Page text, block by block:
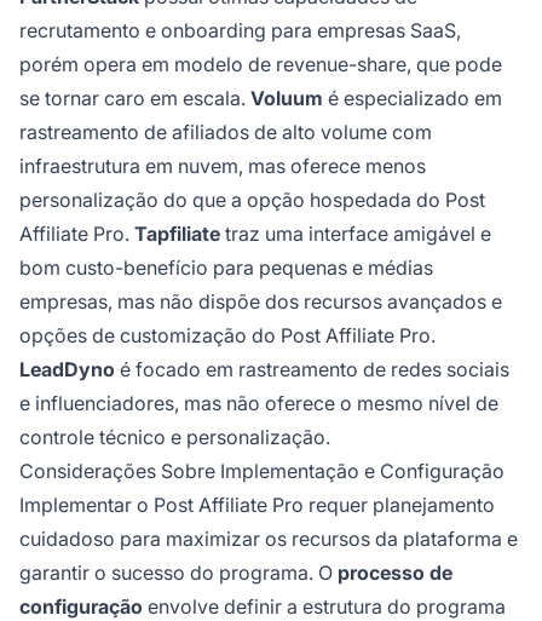
recrutamento e onboarding para empresas SaaS,
porém opera em modelo de revenue-share, que pode
se tornar caro em escala. Voluum é especializado em
rastreamento de afiliados de alto volume com
infraestrutura em nuvem, mas oferece menos
personalização do que a opção hospedada do Post
Affiliate Pro. Tapfiliate traz uma interface amigável e
bom custo-benefício para pequenas e médias
empresas, mas não dispõe dos recursos avançados e
opções de customização do Post Affiliate Pro.
LeadDyno é focado em rastreamento de redes sociais
e influenciadores, mas não oferece o mesmo nível de
controle técnico e personalização.
Considerações Sobre Implementação e Configuração
Implementar o Post Affiliate Pro requer planejamento
cuidadoso para maximizar os recursos da plataforma e
garantir o sucesso do programa. O processo de
configuração envolve definir a estrutura do programa